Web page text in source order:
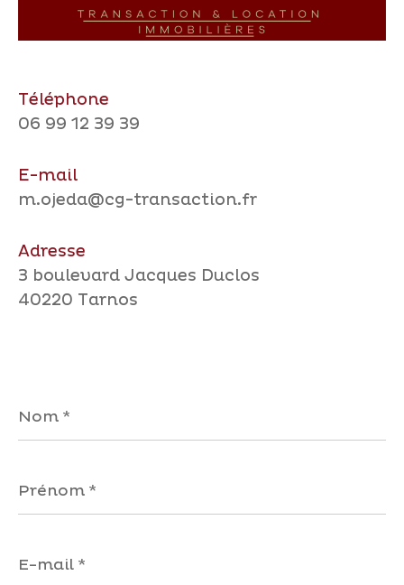
Téléphone
06 99 12 39 39
E-mail
m.ojeda@cg-transaction.fr
Adresse
3 boulevard Jacques Duclos
40220 Tarnos
*
*
mail